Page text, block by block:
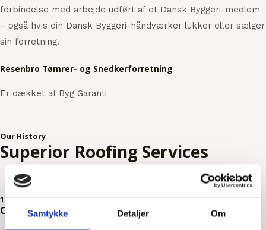
Samtykke Detaljer Om
forbindelse med arbejde udført af et Dansk Byggeri-medlem
– også hvis din Dansk Byggeri-håndværker lukker eller sælger
sin forretning.
Resenbro Tømrer- og Snedkerforretning
Er dækket af Byg Garanti
Our History
Superior Roofing Services
1993 - 2017
Our Most Efficient Year